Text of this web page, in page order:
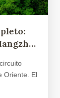
Oriente. El